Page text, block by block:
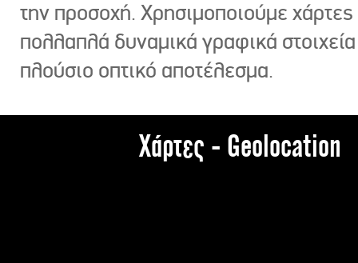
την προσοχή. Χρησιμοποιούμε χάρτες
πολλαπλά δυναμικά γραφικά στοιχεία
πλούσιο οπτικό αποτέλεσμα.
Χάρτες - Geolocation